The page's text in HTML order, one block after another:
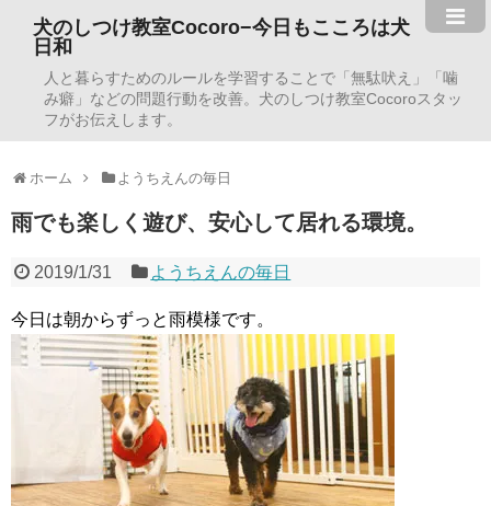
犬のしつけ教室Cocoro−今日もこころは犬
日和
人と暮らすためのルールを学習することで「無駄吠え」「噛
み癖」などの問題行動を改善。犬のしつけ教室Cocoroスタッ
フがお伝えします。
ホーム ようちえんの毎日
雨でも楽しく遊び、安心して居れる環境。
2019/1/31 ようちえんの毎日
今日は朝からずっと雨模様です。